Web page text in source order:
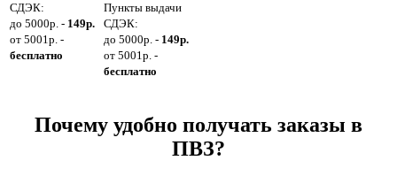
СДЭК:
до 5000р. - 149р.
от 5001р. -
бесплатно
Пункты выдачи
СДЭК:
до 5000р. - 149р.
от 5001р. -
бесплатно
Почему удобно получать заказы в
ПВЗ?